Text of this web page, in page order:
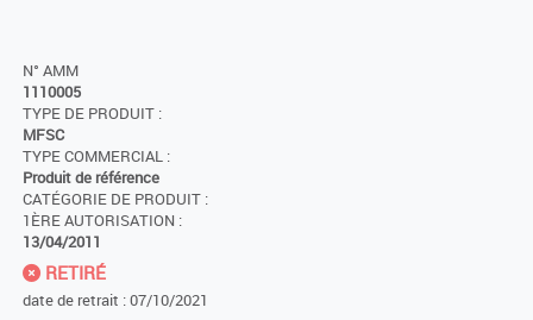
N° AMM
1110005
TYPE DE PRODUIT :
MFSC
TYPE COMMERCIAL :
Produit de référence
CATÉGORIE DE PRODUIT :
1ÈRE AUTORISATION :
13/04/2011
RETIRÉ
date de retrait : 07/10/2021